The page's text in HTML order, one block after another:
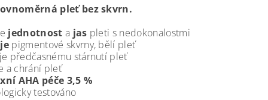
pleť bez skvrn.
jednotnost a jas pleti s nedokonalostmi
pigmentové skvrny, bělí pleť
předčasnému stárnutí pleť
a chrání pleť
AHA péče 3,5 %
testováno